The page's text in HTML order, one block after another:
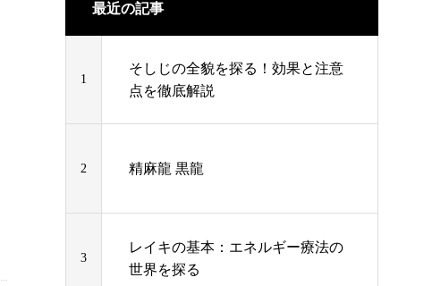
最近の記事
1
そしじの全貌を探る！効果と注意
点を徹底解説
2 精麻龍 黒龍
3
レイキの基本：エネルギー療法の
世界を探る